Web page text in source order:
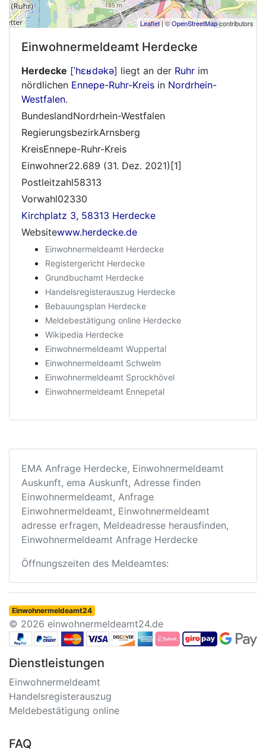
Leaflet| ©OpenStreetMapcontributors
Einwohnermeldeamt Herdecke
Herdecke [ˈhɛʁdəkə] liegt an der Ruhr im
nördlichen Ennepe-Ruhr-Kreis in Nordrhein-
Westfalen.
BundeslandNordrhein-Westfalen
RegierungsbezirkArnsberg
KreisEnnepe-Ruhr-Kreis
Einwohner22.689 (31. Dez. 2021)[1]
Postleitzahl58313
Vorwahl02330
Kirchplatz 3, 58313 Herdecke
Websitewww.herdecke.de
Einwohnermeldeamt Herdecke
Registergericht Herdecke
Grundbuchamt Herdecke
Handelsregisterauszug Herdecke
Bebauungsplan Herdecke
Meldebestätigung online Herdecke
Wikipedia Herdecke
Einwohnermeldeamt Wuppertal
Einwohnermeldeamt Schwelm
Einwohnermeldeamt Sprockhövel
Einwohnermeldeamt Ennepetal
EMA Anfrage Herdecke, Einwohnermeldeamt
Auskunft, ema Auskunft, Adresse finden
Einwohnermeldeamt, Anfrage
Einwohnermeldeamt, Einwohnermeldeamt
adresse erfragen, Meldeadresse herausfinden,
Einwohnermeldeamt Anfrage Herdecke
Öffnungszeiten des Meldeamtes:
Einwohnermeldeamt24
© 2026 einwohnermeldeamt24.de
Dienstleistungen
Einwohnermeldeamt
Handelsregisterauszug
Meldebestätigung online
FAQ